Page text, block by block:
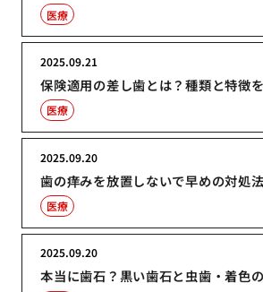
医療
保険適用の差し歯とは？種類と特徴
2025.09.21
医療
歯の痒みを放置しないで早めの対処法
2025.09.20
医療
本当に歯石？黒い歯石と虫歯・着色
2025.09.20